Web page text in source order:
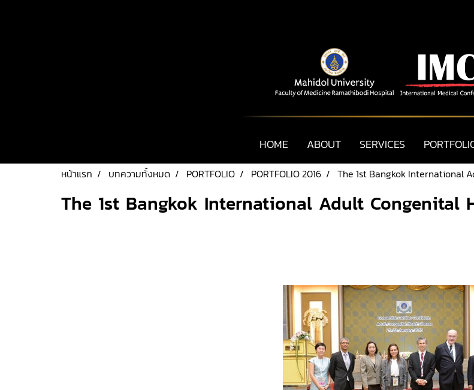
HOME ABOUT SERVICES
หน้าแรก บทความทั้งหมด PORTFOLIO PORTFOLIO 2016 The 1st Bangkok International
The 1st Bangkok International Adult Congenital